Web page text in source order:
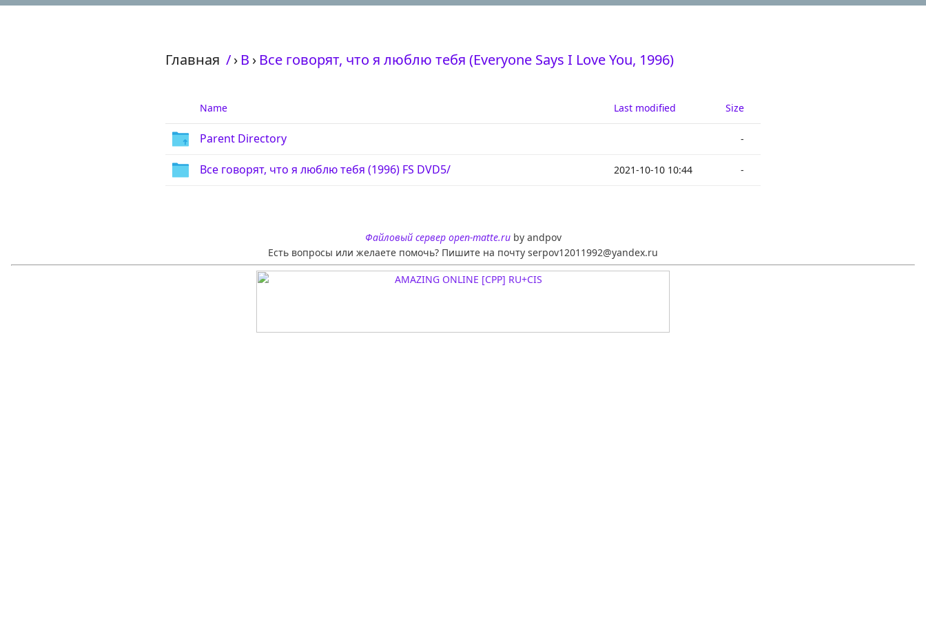
Главная /› В › Все говорят, что я люблю тебя (Everyone Says I Love You, 1996)
Name Last modified Size
Parent Directory -
Все говорят, что я люблю тебя (1996) FS DVD5/ 2021-10-10 10:44 -
Файловый сервер open-matte.ruby andpov
Есть вопросы или желаете помочь? Пишите на почту serpov12011992@yandex.ru